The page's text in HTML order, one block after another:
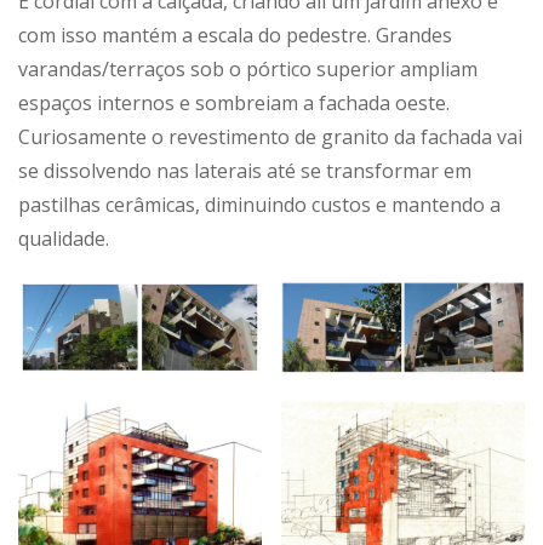
com isso mantém a escala do pedestre. Grandes
varandas/terraços sob o pórtico superior ampliam
espaços internos e sombreiam a fachada oeste.
Curiosamente o revestimento de granito da fachada vai
se dissolvendo nas laterais até se transformar em
pastilhas cerâmicas, diminuindo custos e mantendo a
qualidade.